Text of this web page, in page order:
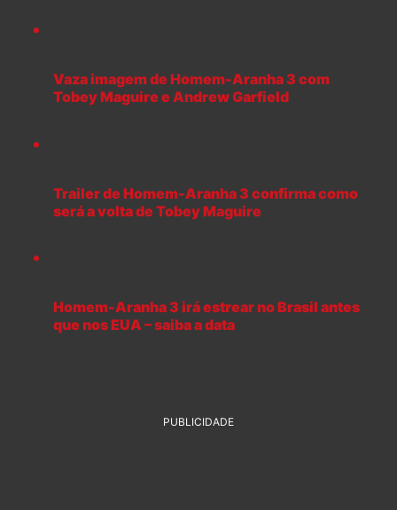
Vaza imagem de Homem-Aranha 3 com
Tobey Maguire e Andrew Garfield
Trailer de Homem-Aranha 3 confirma como
será a volta de Tobey Maguire
Homem-Aranha 3 irá estrear no Brasil antes
que nos EUA – saiba a data
PUBLICIDADE